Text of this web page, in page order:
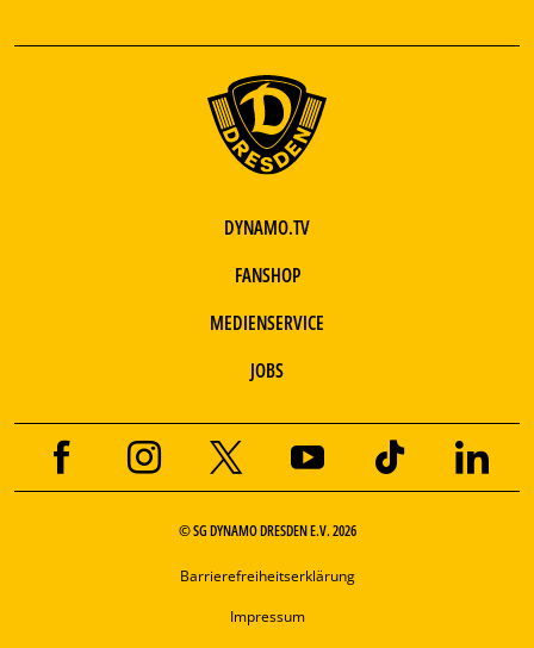
DYNAMO.TV
FANSHOP
MEDIENSERVICE
JOBS
© SG DYNAMO DRESDEN E.V. 2026
Barrierefreiheitserklärung
Impressum